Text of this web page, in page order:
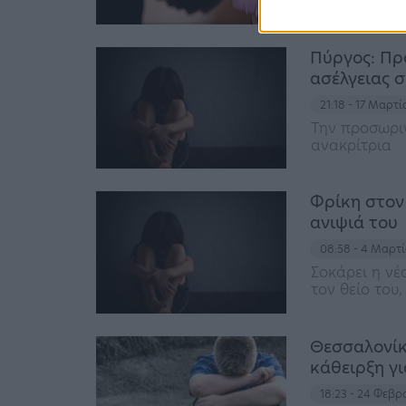
Πύργος:
ασέλγειας
21:18 - 17
Την
ανακρίτρια
Φρίκη
ανιψιά του
08:58 - 4
Σοκάρει η
τον θείο
κάθειρξη
18:23 - 24